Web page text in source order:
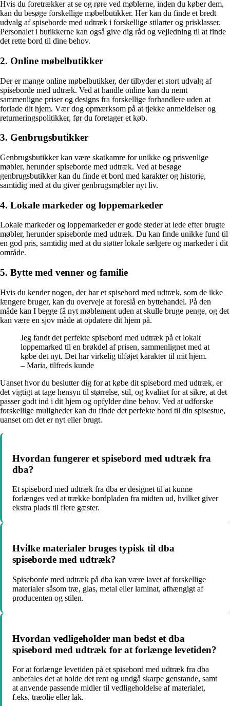
Hvis du foretrækker at se og røre ved møblerne, inden du køber dem,
kan du besøge forskellige møbelbutikker. Her kan du finde et bredt
udvalg af spiseborde med udtræk i forskellige stilarter og prisklasser.
Personalet i butikkerne kan også give dig råd og vejledning til at finde
det rette bord til dine behov.
2. Online møbelbutikker
Der er mange online møbelbutikker, der tilbyder et stort udvalg af
spiseborde med udtræk. Ved at handle online kan du nemt
sammenligne priser og designs fra forskellige forhandlere uden at
forlade dit hjem. Vær dog opmærksom på at tjekke anmeldelser og
returneringspolitikker, før du foretager et køb.
3. Genbrugsbutikker
Genbrugsbutikker kan være skatkamre for unikke og prisvenlige
møbler, herunder spiseborde med udtræk. Ved at besøge
genbrugsbutikker kan du finde et bord med karakter og historie,
samtidig med at du giver genbrugsmøbler nyt liv.
4. Lokale markeder og loppemarkeder
Lokale markeder og loppemarkeder er gode steder at lede efter brugte
møbler, herunder spiseborde med udtræk. Du kan finde unikke fund til
en god pris, samtidig med at du støtter lokale sælgere og markeder i dit
område.
5. Bytte med venner og familie
Hvis du kender nogen, der har et spisebord med udtræk, som de ikke
længere bruger, kan du overveje at foreslå en byttehandel. På den
måde kan I begge få nyt møblement uden at skulle bruge penge, og det
kan være en sjov måde at opdatere dit hjem på.
Jeg fandt det perfekte spisebord med udtræk på et lokalt
loppemarked til en brøkdel af prisen, sammenlignet med at
købe det nyt. Det har virkelig tilføjet karakter til mit hjem.
– Maria, tilfreds kunde
Uanset hvor du beslutter dig for at købe dit spisebord med udtræk, er
det vigtigt at tage hensyn til størrelse, stil, og kvalitet for at sikre, at det
passer godt ind i dit hjem og opfylder dine behov. Ved at udforske
forskellige muligheder kan du finde det perfekte bord til din spisestue,
uanset om det er nyt eller brugt.
Hvordan fungerer et spisebord med udtræk fra
dba?
Et spisebord med udtræk fra dba er designet til at kunne
forlænges ved at trække bordpladen fra midten ud, hvilket giver
ekstra plads til flere gæster.
Hvilke materialer bruges typisk til dba
spiseborde med udtræk?
Spiseborde med udtræk på dba kan være lavet af forskellige
materialer såsom træ, glas, metal eller laminat, afhængigt af
producenten og stilen.
Hvordan vedligeholder man bedst et dba
spisebord med udtræk for at forlænge levetiden?
For at forlænge levetiden på et spisebord med udtræk fra dba
anbefales det at holde det rent og undgå skarpe genstande, samt
at anvende passende midler til vedligeholdelse af materialet,
f.eks. træolie eller lak.